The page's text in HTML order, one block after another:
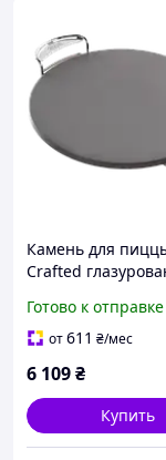
Камень для
Crafted
Готово к отправке
от611 ₴/мес
6 109₴
Купить